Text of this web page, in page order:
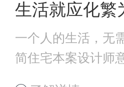
生活就应化繁
一个人的生活，无
简住宅本案设计师